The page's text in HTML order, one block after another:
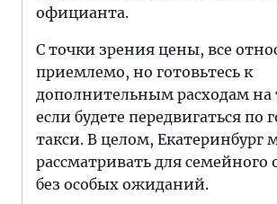
официанта.
С точки зрения цены, все
приемлемо, но готовьтесь к
дополнительным расходам на
если будете передвигаться по
такси. В целом, Екатеринбург
рассматривать для семейного
без особых ожиданий.